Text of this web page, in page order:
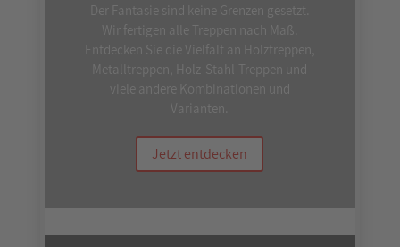
Der Fantasie sind keine Grenzen gesetzt.
Wir fertigen alle Treppen nach Maß.
Entdecken Sie die Vielfalt an Holztreppen,
Metalltreppen, Holz-Stahl-Treppen und
viele andere Kombinationen und
Varianten.
Jetzt entdecken